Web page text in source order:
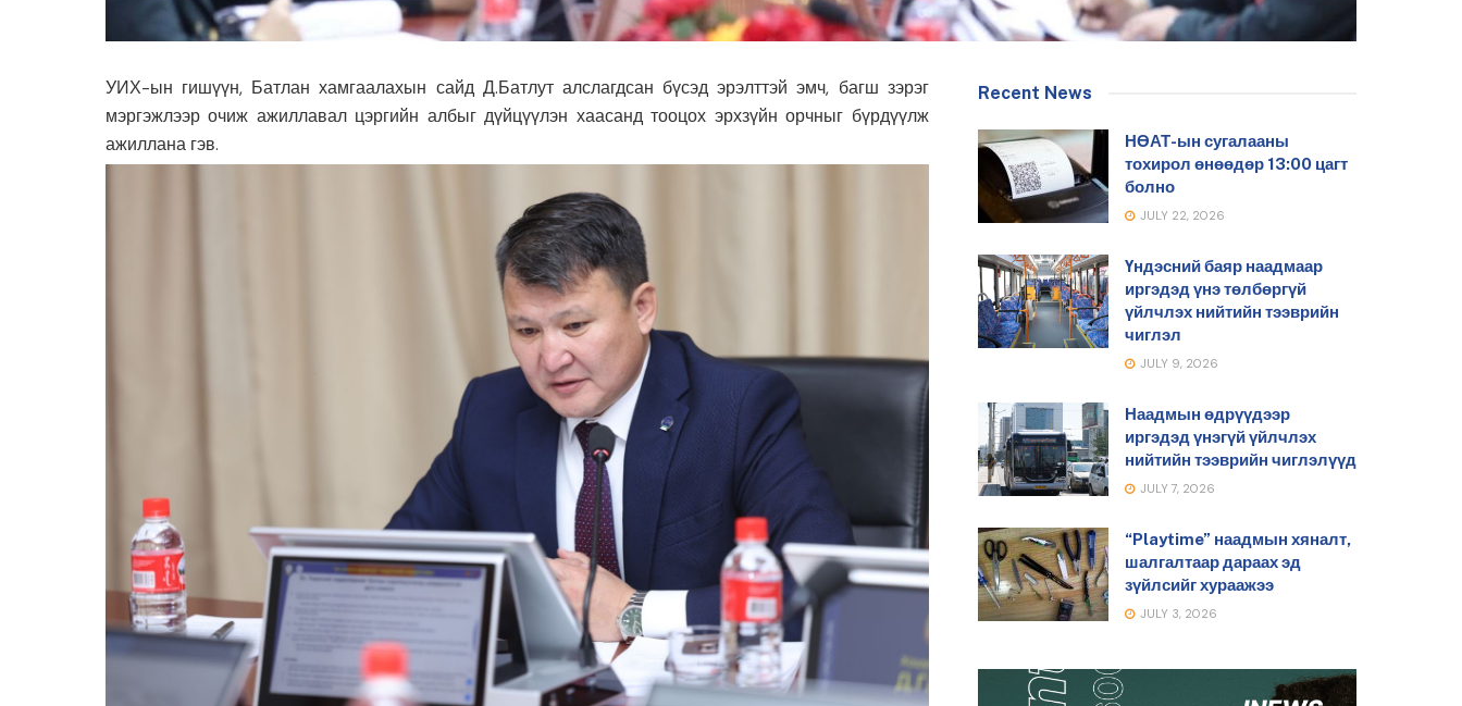
УИХ-ын гишүүн, Батлан хамгаалахын сайд Д.Батлут алслагдсан бүсэд эрэлттэй эмч, багш зэрэг
мэргэжлээр очиж ажиллавал цэргийн албыг дүйцүүлэн хаасанд тооцох эрхзүйн орчныг бүрдүүлж
ажиллана гэв.
Recent News
НӨАТ-ын сугалааны
тохирол өнөөдөр 13:00 цагт
болно
JULY 22, 2026
Үндэсний баяр наадмаар
иргэдэд үнэ төлбөргүй
үйлчлэх нийтийн тээврийн
чиглэл
JULY 9, 2026
Наадмын өдрүүдээр
иргэдэд үнэгүй үйлчлэх
нийтийн тээврийн чиглэлүүд
JULY 7, 2026
“Playtime” наадмын хяналт,
шалгалтаар дараах эд
зүйлсийг хураажээ
JULY 3, 2026